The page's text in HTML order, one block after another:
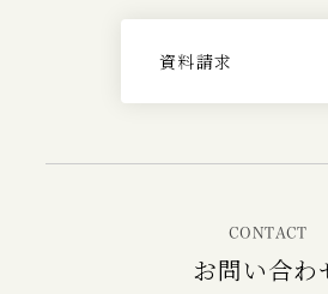
資料請求
CONTACT
お問い合わ